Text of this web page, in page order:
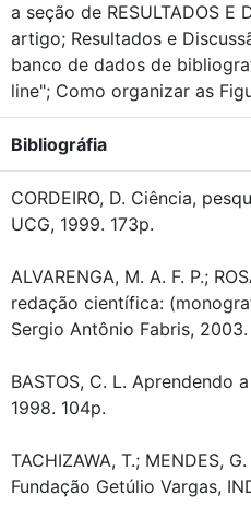
a seção de RESULTADOS
artigo; Resultados e
banco de dados de
line"; Como organizar as
Bibliográfia
CORDEIRO, D. Ciência,
UCG, 1999. 173p.
ALVARENGA, M. A. F. P.;
redação científica:
Sergio Antônio Fabris, 2003.
BASTOS, C. L. Aprendendo
1998. 104p.
TACHIZAWA, T.; MENDES,
Fundação Getúlio Vargas,